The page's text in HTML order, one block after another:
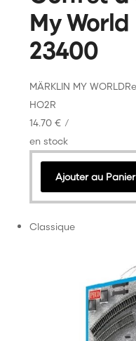
My World
23400
MÄRKLIN MY WORLD
HO2R
14.70 € /
en stock
Ajouter au Panier
Classique